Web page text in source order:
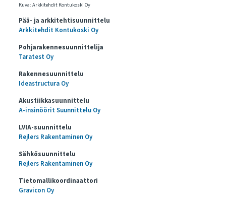
Kuva: Arkkitehdit Kontukoski Oy
Pää- ja arkkitehtisuunnittelu
Arkkitehdit Kontukoski Oy
Pohjarakennesuunnittelija
Taratest Oy
Rakennesuunnittelu
Ideastructura Oy
Akustiikkasuunnittelu
A-insinöörit Suunnittelu Oy
LVIA-suunnittelu
Rejlers Rakentaminen Oy
Sähkösuunnittelu
Rejlers Rakentaminen Oy
Tietomallikoordinaattori
Gravicon Oy